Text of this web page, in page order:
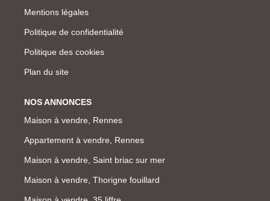
Mentions légales
Politique de confidentialité
Politique des cookies
Plan du site
NOS ANNONCES
Maison à vendre, Rennes
Appartement à vendre, Rennes
Maison à vendre, Saint briac sur mer
Maison à vendre, Thorigne fouillard